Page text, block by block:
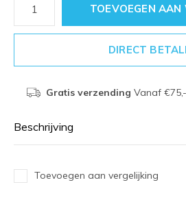
TOEVOEGEN AAN
DIRECT
Gratis verzending Vanaf €75,-
Beschrijving
Toevoegen aan vergelijking